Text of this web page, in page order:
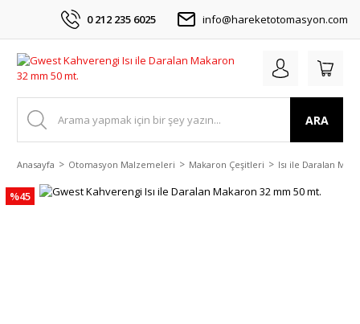
0 212 235 6025 info@hareketotomasyon.com
ARA
Anasayfa Otomasyon Malzemeleri Makaron Çeşitleri Isı ile Daralan
%45